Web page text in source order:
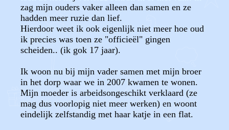
zag mijn ouders vaker alleen dan samen en ze
hadden meer ruzie dan lief.
Hierdoor weet ik ook eigenlijk niet meer hoe oud
ik precies was toen ze "officieël" gingen
scheiden.. (ik gok 17 jaar).
Ik woon nu bij mijn vader samen met mijn broer
in het dorp waar we in 2007 kwamen te wonen.
Mijn moeder is arbeidsongeschikt verklaard (ze
mag dus voorlopig niet meer werken) en woont
eindelijk zelfstandig met haar katje in een flat.